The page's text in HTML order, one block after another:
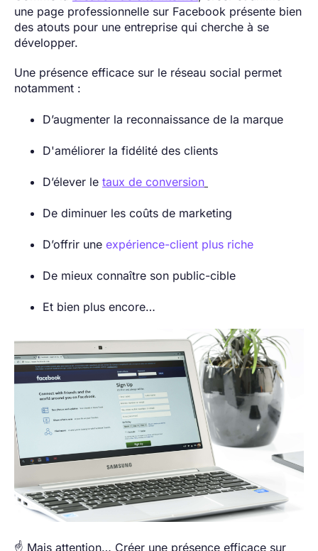
une page professionnelle sur Facebook présente bien
des atouts pour une entreprise qui cherche à se
développer.
Une présence efficace sur le réseau social permet
notamment :
D’augmenter la reconnaissance de la marque
D'améliorer la fidélité des clients
D’élever le taux de conversion
De diminuer les coûts de marketing
D’offrir une expérience-client plus riche
De mieux connaître son public-cible
Et bien plus encore…
☝️ Mais attention… Créer une présence efficace sur